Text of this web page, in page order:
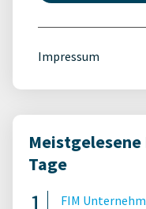
Impressum
Tage
FIM